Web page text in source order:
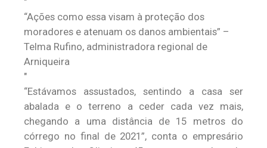
“Ações como essa visam à proteção dos
moradores e atenuam os danos ambientais” –
Telma Rufino, administradora regional de
Arniqueira
“Estávamos assustados, sentindo a casa ser
abalada e o terreno a ceder cada vez mais,
chegando a uma distância de 15 metros do
córrego no final de 2021”, conta o empresário